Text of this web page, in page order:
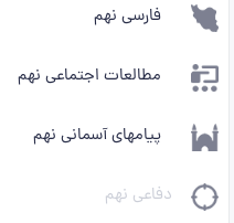
فارسی نهم
مطالعات اجتماعی نهم
پیامهای آسمانی نهم
دفاعی نهم